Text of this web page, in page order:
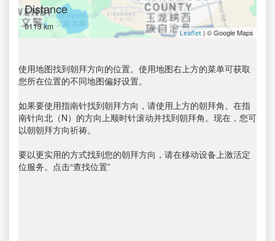
Distance
6113 km
Leaflet | © Google Maps
使用地图找到朝拜方向的位置。使用地图右上方的菜单可获取
您所在位置的不同地图偏好设置。
如果要使用指南针找到朝拜方向，请使用上方的朝拜角。在指
南针向北（N）的方向上顺时针滚动并找到朝拜角。现在，您可
以朝朝拜方向祈祷。
要以更实用的方式找到您的朝拜方向，请在移动设备上激活定
位服务。点击“查找位置”